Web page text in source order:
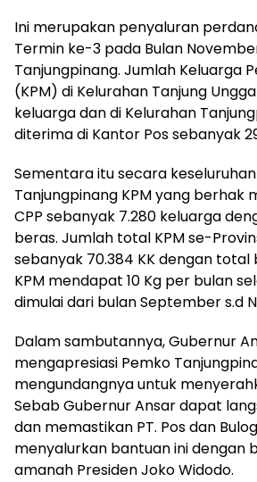
Ini merupakan penyaluran
Termin ke-3 pada Bulan
Tanjungpinang. Jumlah Keluarga
(KPM) di Kelurahan Tanjung
keluarga dan di Kelurahan
diterima di Kantor Pos sebanyak
Sementara itu secara
Tanjungpinang KPM yang berhak
CPP sebanyak 7.280 keluarga
beras. Jumlah total KPM se-
sebanyak 70.384 KK dengan total
KPM mendapat 10 Kg per bulan
dimulai dari bulan September s.d
Dalam sambutannya, Gubernur
mengapresiasi Pemko
mengundangnya untuk
Sebab Gubernur Ansar dapat
dan memastikan PT. Pos dan
menyalurkan bantuan ini dengan
amanah Presiden Joko Widodo.